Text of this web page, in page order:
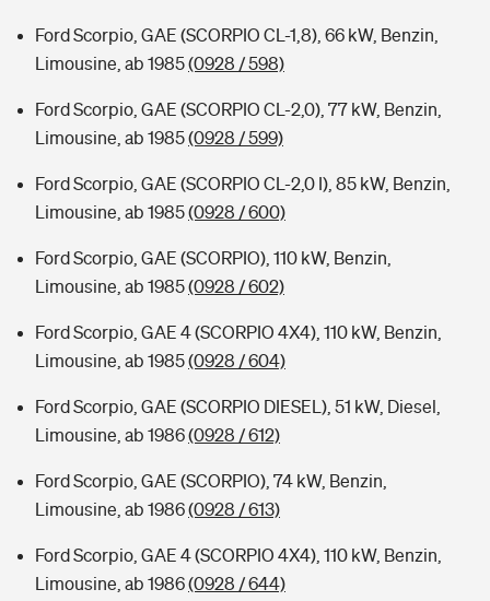
Typklassen: So ist Ihr Auto eingestuft
Sie haben Fragen?
Ford Scorpio, GAE (SCORPIO CL-1,8), 66 kW, Benzin,
Limousine, ab 1985(0928 / 598)
Ford Scorpio, GAE (SCORPIO CL-2,0), 77 kW, Benzin,
Limousine, ab 1985(0928 / 599)
Ford Scorpio, GAE (SCORPIO CL-2,0 I), 85 kW, Benzin,
Limousine, ab 1985(0928 / 600)
Ford Scorpio, GAE (SCORPIO), 110 kW, Benzin,
Limousine, ab 1985(0928 / 602)
Ford Scorpio, GAE 4 (SCORPIO 4X4), 110 kW, Benzin,
Limousine, ab 1985(0928 / 604)
Ford Scorpio, GAE (SCORPIO DIESEL), 51 kW, Diesel,
Limousine, ab 1986(0928 / 612)
Ford Scorpio, GAE (SCORPIO), 74 kW, Benzin,
Limousine, ab 1986(0928 / 613)
Ford Scorpio, GAE 4 (SCORPIO 4X4), 110 kW, Benzin,
Limousine, ab 1986(0928 / 644)